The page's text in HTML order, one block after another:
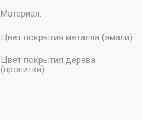
Материал:
Цвет покрытия металла (эмали):
Цвет покрытия дерева
(пропитки):